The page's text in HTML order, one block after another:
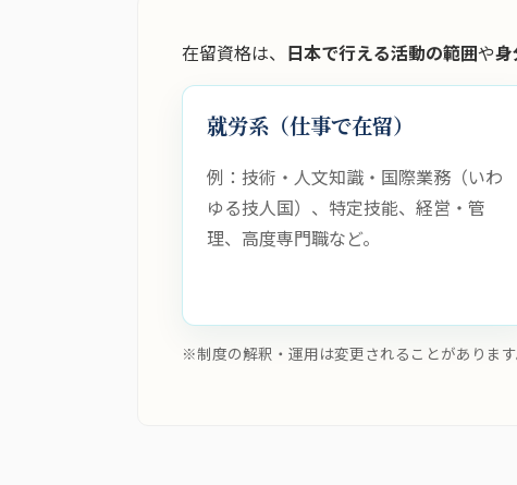
在留資格は、 日本で行える活動の範囲や
就労系（仕事で在留）
例：技術・人文知識・国際業務（いわ
ゆる技人国）、特定技能、経営・管
理、高度専門職など。
※制度の解釈・運用は変更されることがありま